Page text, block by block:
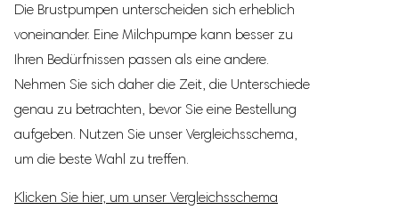
Gratis E-Book
APP zur Verbindung mit Smartphone oder Tablet
Immer persönlicher Service & Beratung (Telefon, WhatsApp,
E-Mail)
Produktmerkmale
Die Brustpumpen unterscheiden sich erheblich
voneinander. Eine Milchpumpe kann besser zu
Ihren Bedürfnissen passen als eine andere.
Nehmen Sie sich daher die Zeit, die Unterschiede
genau zu betrachten, bevor Sie eine Bestellung
aufgeben. Nutzen Sie unser Vergleichsschema,
um die beste Wahl zu treffen.
Klicken Sie hier, um unser Vergleichsschema